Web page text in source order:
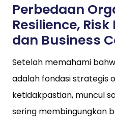
Perbedaan
Resilience,
dan Business
Setelah memahami
adalah fondasi strategis
ketidakpastian, muncul
sering membingungkan